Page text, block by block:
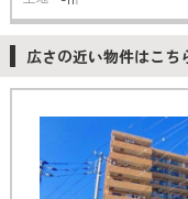
広さの近い物件はこち